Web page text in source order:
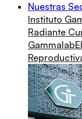
Nuestras
Instituto
Radiante
Gammalab